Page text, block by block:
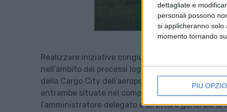
dettagliate e
personali possono
si applicheranno solo
momento tornando
PIÙ
Realizzare iniziative congiunte dedicate allo
nell’ambito dei processi logistici, con l’obiettivo
della Cargo City dell’aeroporto di Milano
entrambe situate nel comprensorio di Malpensa.
l’amministratore delegato e direttore generale